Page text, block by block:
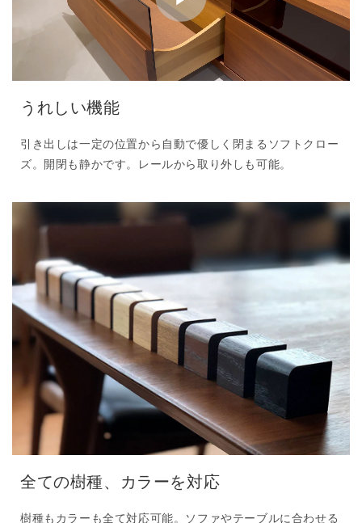
うれしい機能
引き出しは一定の位置から自動で優しく閉まるソフトクロー
ズ。開閉も静かです。レールから取り外しも可能。
全ての樹種、カラーを対応
樹種もカラーも全て対応可能。ソファやテーブルに合わせる